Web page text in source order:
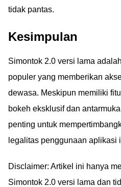
tidak pantas.
Kesimpulan
Simontok 2.0 versi lama
populer yang memberikan
dewasa. Meskipun memiliki
bokeh eksklusif dan
penting untuk
legalitas penggunaan aplikasi
Disclaimer: Artikel ini hanya
Simontok 2.0 versi lama dan